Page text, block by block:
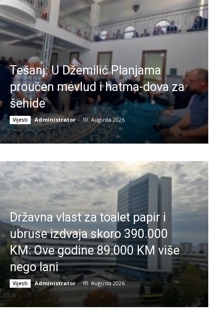
Tešanj: U Džemilić Planjama
proučen mevlud i hatma-dova za
šehide
Vijesti Administrator - 10. Augusta 2026.
Državna vlast za toalet papir i
ubruse izdvaja skoro 390.000
KM: Ove godine 89.000 KM više
nego lani
Vijesti Administrator - 10. Augusta 2026.